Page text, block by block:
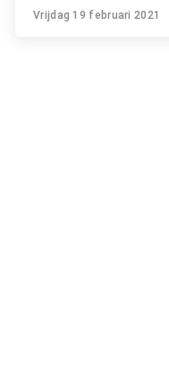
Vrijdag 19 februari 2021